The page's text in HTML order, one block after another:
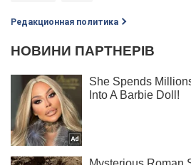
Редакционная политика